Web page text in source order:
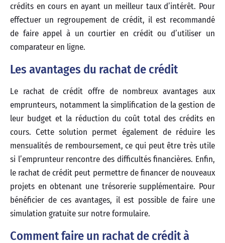
crédits en cours en ayant un meilleur taux d’intérêt. Pour
effectuer un regroupement de crédit, il est recommandé
de faire appel à un courtier en crédit ou d’utiliser un
comparateur en ligne.
Les avantages du rachat de crédit
Le rachat de crédit offre de nombreux avantages aux
emprunteurs, notamment la simplification de la gestion de
leur budget et la réduction du coût total des crédits en
cours. Cette solution permet également de réduire les
mensualités de remboursement, ce qui peut être très utile
si l’emprunteur rencontre des difficultés financières. Enfin,
le rachat de crédit peut permettre de financer de nouveaux
projets en obtenant une trésorerie supplémentaire. Pour
bénéficier de ces avantages, il est possible de faire une
simulation gratuite sur notre formulaire.
Comment faire un rachat de crédit à